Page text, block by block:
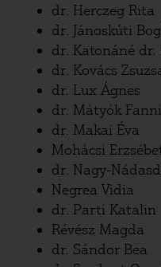
dr. Herczeg Rita
dr. Jánoskúti
dr. Katonáné dr.
dr. Kovács
dr. Lux Ágnes
dr. Mátyók Fanni
dr. Makai Éva
Mohácsi
dr. Nagy-
Negrea Vidia
dr. Parti Katalin
Révész Magda
dr. Sándor Bea